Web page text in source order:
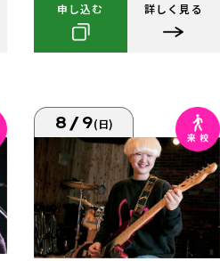
申し込む 詳しく見る
8/9(日)